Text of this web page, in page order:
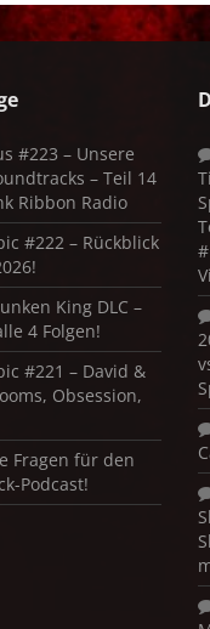
#223 – Unsere
– Teil 14
Ribbon Radio
#222 – Rückblick
King DLC –
4 Folgen!
#221 – David &
Obsession,
Fragen für den
Podcast!